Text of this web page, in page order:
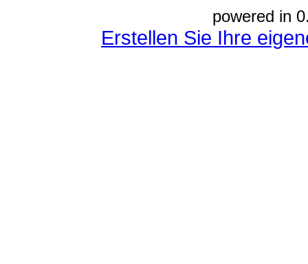
powered in
Erstellen Sie Ihre